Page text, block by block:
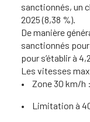
sanctionnés, un
2025 (8,38 %).
De manière
sanctionnés
pour s’établir à
Les vitesses
Zone 30 km/h
Limitation à